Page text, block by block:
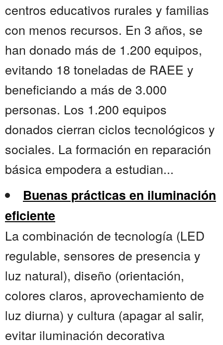
centros educativos rurales y familias
con menos recursos. En 3 años, se
han donado más de 1.200 equipos,
evitando 18 toneladas de RAEE y
beneficiando a más de 3.000
personas. Los 1.200 equipos
donados cierran ciclos tecnológicos y
sociales. La formación en reparación
básica empodera a estudian...
Buenas prácticas en iluminación
eficiente
La combinación de tecnología (LED
regulable, sensores de presencia y
luz natural), diseño (orientación,
colores claros, aprovechamiento de
luz diurna) y cultura (apagar al salir,
evitar iluminación decorativa